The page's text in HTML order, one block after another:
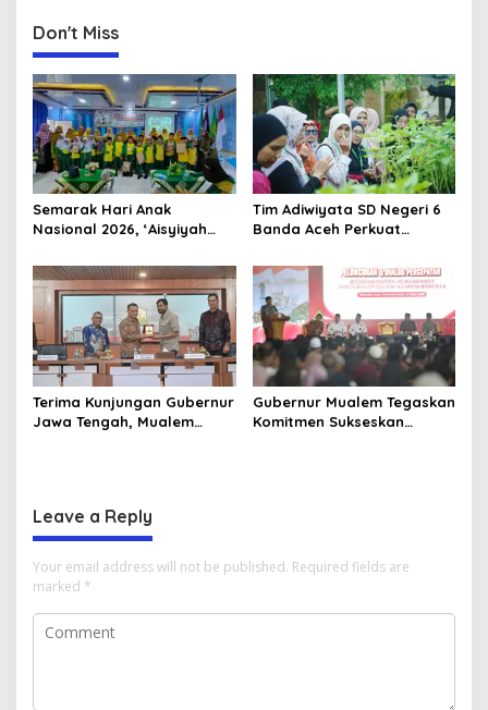
Don't Miss
Semarak Hari Anak
Nasional 2026, ‘Aisyiyah
Perlombaan Kreatif di
Universitas Ahmad Dahlan
Aceh
Tim Adiwiyata SD Negeri 6
Banda Aceh Perkuat
Kunjungan Lapangan “FOLU
Goes to School”
Terima Kunjungan Gubernur
Jawa Tengah, Mualem
Gubernur Mualem Tegaskan
Komitmen Sukseskan
Leave a Reply
Your email address will not be published. Required fields are
marked *